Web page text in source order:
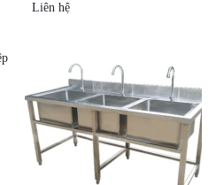
Liên hệ